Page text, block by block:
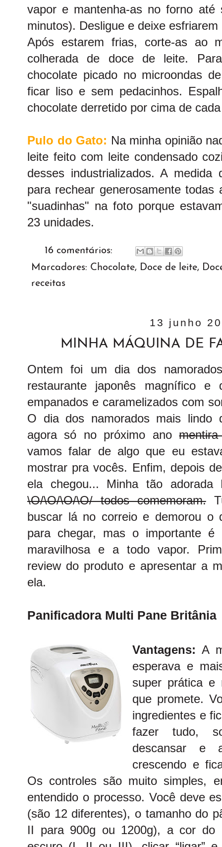
vapor e mantenha-as no forno até
minutos). Desligue e deixe
Após estarem frias, corte-as ao
colherada de doce de leite.
chocolate picado no microondas
ficar liso e sem pedacinhos.
chocolate derretido por cima de
Pulo do Gato: Na minha opinião
leite feito com leite condensado
desses industrializados. A
para rechear generosamente todas
"suadinhas" na foto porque
23 unidades.
16 comentários:
Marcadores: Chocolate, Doce de leite,
receitas
13 junho
MINHA MÁQUINA DE
Ontem foi um dia dos
restaurante japonês magnífico e
empanados e caramelizados com
O dia dos namorados mais lindo
agora só no próximo ano
vamos falar de algo que eu
mostrar pra vocês. Enfim, depois
ela chegou... Minha tão
\O/\O/\O/\O/ todos comemoram.
buscar lá no correio e demorou o
para chegar, mas o importante
maravilhosa e a todo vapor.
review do produto e apresentar a
ela.
Panificadora Multi Pane Britânia
Vantagens: A
esperava e
super prática e
que promete.
ingredientes e
fazer tudo,
descansar e
crescendo e
Os controles são muito simples,
entendido o processo. Você deve
(são 12 diferentes), o tamanho do
II para 900g ou 1200g), a cor do